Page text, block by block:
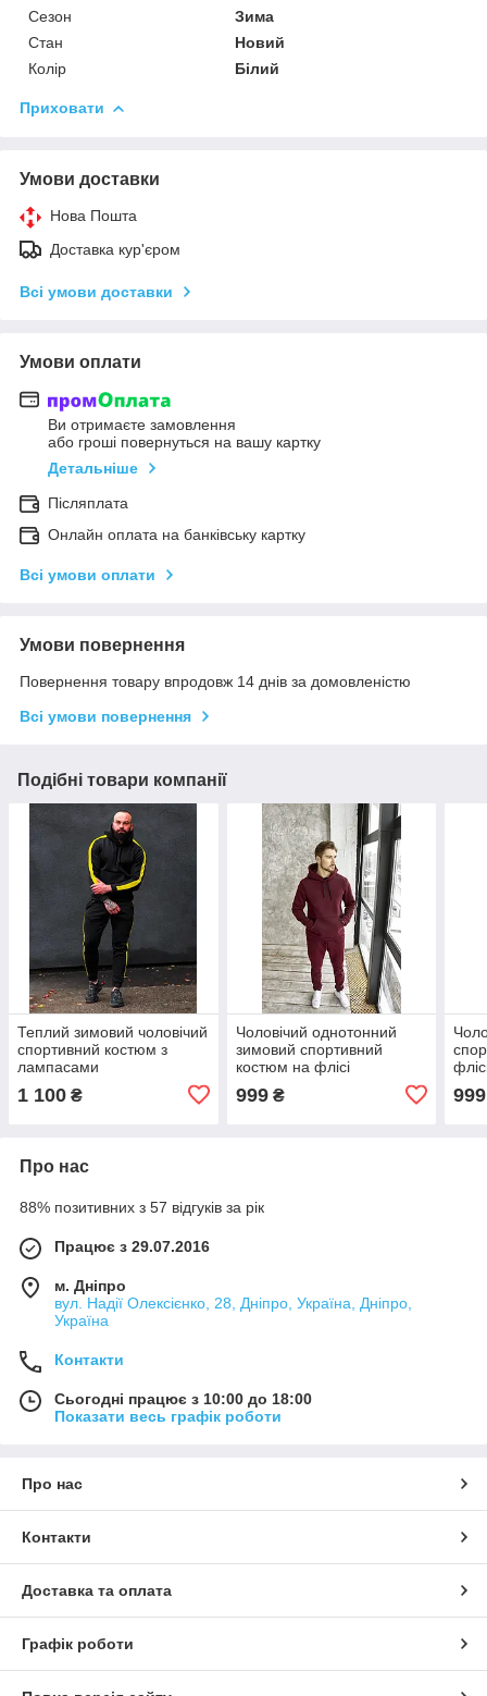
Сезон
Зима
Стан
Новий
Колір
Білий
Приховати
Умови доставки
Нова Пошта
Доставка кур'єром
Всі умови доставки
Умови оплати
Ви отримаєте замовлення
або гроші повернуться на вашу картку
Детальніше
Післяплата
Онлайн оплата на банківську картку
Всі умови оплати
Умови повернення
Повернення товару впродовж 14 днів за домовленістю
Всі умови повернення
Подібні товари компанії
Теплий зимовий чоловічий
спортивний костюм з
лампасами
1 100 ₴
Чоловічий однотонний
зимовий спортивний
костюм на флісі
999₴ 999
Про нас
88% позитивних з 57 відгуків за рік
Працює з 29.07.2016
м. Дніпро
вул. Надії Олексієнко, 28, Дніпро, Україна, Дніпро,
Україна
Контакти
Сьогодні працює з 10:00 до 18:00
Показати весь графік роботи
Про нас
Контакти
Доставка та оплата
Графік роботи